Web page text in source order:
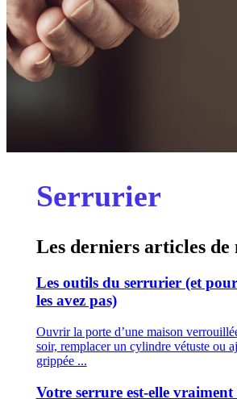
Serrurier
Les derniers articles de
Les outils du serrurier (et
les avez pas)
Ouvrir la porte d’une maison
soir, remplacer un cylindre vétuste ou
grippée ...
Votre serrure est-elle vraiment